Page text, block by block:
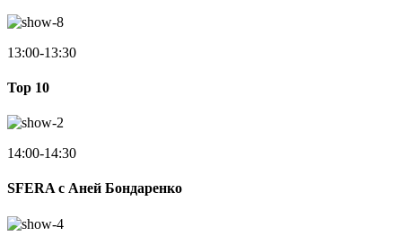
13:00-13:30
Top 10
14:00-14:30
SFERA с Аней Бондаренко